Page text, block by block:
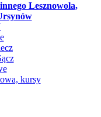
Lesznowola,
kursy